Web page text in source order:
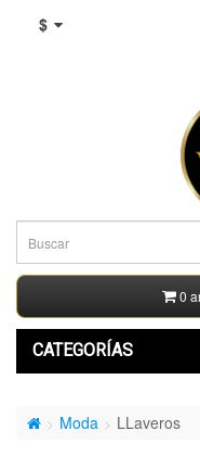
$
0
CATEGORÍAS
Moda LLaveros